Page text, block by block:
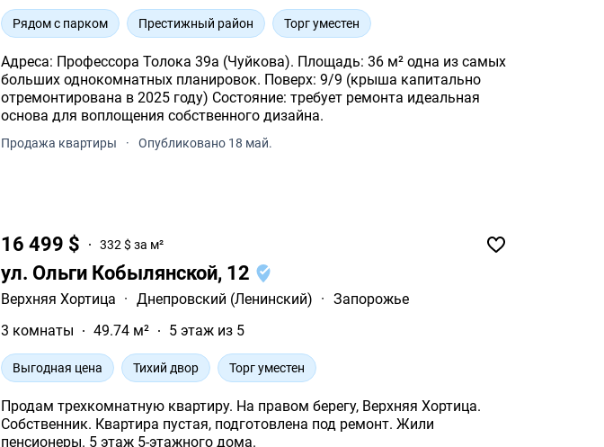
Рядом с парком Престижный район Торг уместен
Адреса: Профессора Толока 39а (Чуйкова). Площадь: 36 м² одна из самых
больших однокомнатных планировок. Поверх: 9/9 (крыша капитально
отремонтирована в 2025 году) Состояние: требует ремонта идеальная
основа для воплощения собственного дизайна.
Продажа квартиры · Опубликовано 18 май.
16 499 $ 332 $ за м²
ул. Ольги Кобылянской, 12
Верхняя Хортица · Днепровский (Ленинский) · Запорожье
3 комнаты
49.74 м² 5 этаж из 5
Выгодная цена Тихий двор Торг уместен
Продам трехкомнатную квартиру. На правом берегу, Верхняя Хортица.
Собственник. Квартира пустая, подготовлена под ремонт. Жили
пенсионеры. 5 этаж 5-этажного дома.